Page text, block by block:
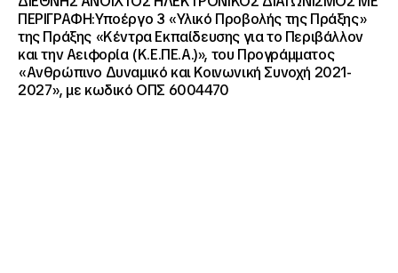
ΠΕΡΙΓΡΑΦΗ:Υποέργο 3 «Υλικό Προβολής της Πράξης»
της Πράξης «Κέντρα Εκπαίδευσης για το Περιβάλλον
και την Αειφορία (Κ.Ε.ΠΕ.Α.)», του Προγράμματος
«Ανθρώπινο Δυναμικό και Κοινωνική Συνοχή 2021-
2027», με κωδικό ΟΠΣ 6004470